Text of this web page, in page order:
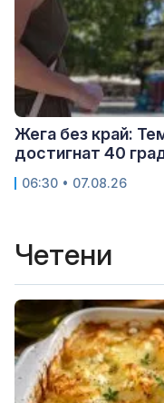
Жега без край:
достигнат 40
06:30 • 07.08.26
Четени